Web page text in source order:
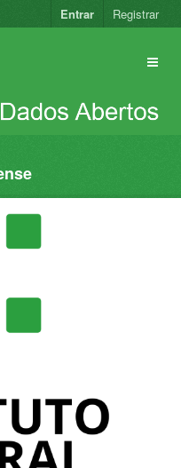
Entrar Registrar